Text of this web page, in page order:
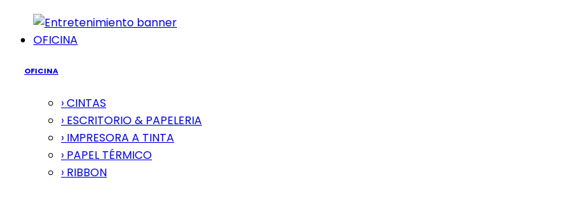
OFICINA
OFICINA
› CINTAS
› ESCRITORIO & PAPELERIA
› IMPRESORA A TINTA
› PAPEL TÉRMICO
› RIBBON